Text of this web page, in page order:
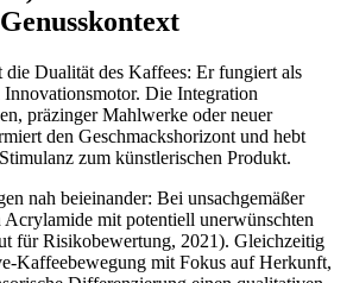
Dualität des Kaffees: Er fungiert als
Die Integration
präzinger Mahlwerke oder neuer
den Geschmackshorizont und hebt
zum künstlerischen Produkt.
nah beieinander: Bei unsachgemäßer
Acrylamide mit potentiell unerwünschten
für Risikobewertung, 2021). Gleichzeitig
Kaffeebewegung mit Fokus auf Herkunft,